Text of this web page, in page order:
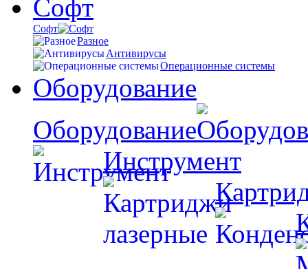
Софт
Софт
Разное
Антивирусы
Операционные системы
Оборудование
Оборудование
Инструмент